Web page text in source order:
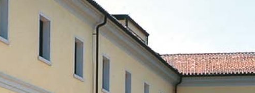
Sistema FASSACOLOUR PITTURE